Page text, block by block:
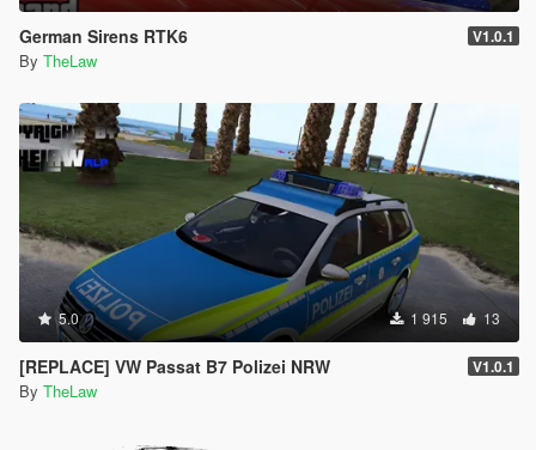
German Sirens RTK6 V1.0.1
By TheLaw
5.0 1 915 13
[REPLACE] VW Passat B7 Polizei NRW V1.0.1
By TheLaw